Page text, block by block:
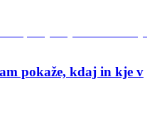
pokaže, kdaj in kje v